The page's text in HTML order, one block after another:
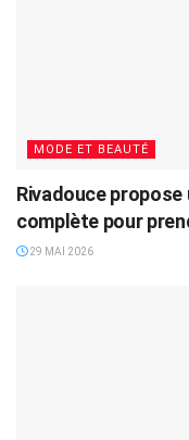
MODE ET BEAUTÉ
Rivadouce
complète pour
29 MAI 2026